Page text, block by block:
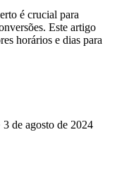
é crucial para
Este artigo
horários e dias para
3 de agosto de 2024